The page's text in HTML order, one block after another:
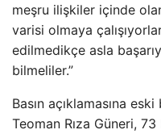
meşru ilişkiler içinde
varisi olmaya
edilmedikçe asla
bilmeliler.”
Basın açıklamasına
Teoman Rıza Güneri, 73